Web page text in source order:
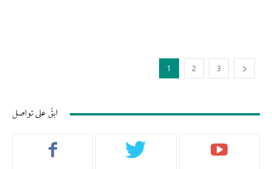
1 2 3
ابقَ على تواصل